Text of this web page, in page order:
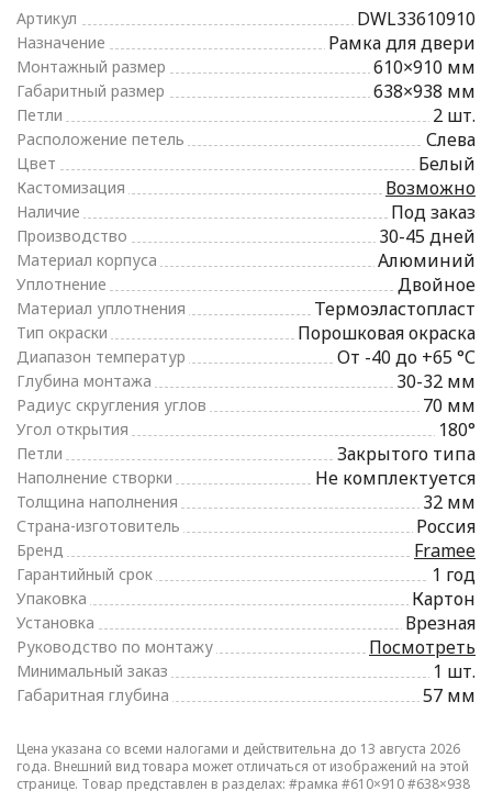
Артикул DWL33610910
Назначение Рамка для двери
Монтажный размер 610×910 мм
Габаритный размер 638×938 мм
Петли 2 шт.
Расположение петель Слева
Цвет Белый
Кастомизация Возможно
Наличие Под заказ
Производство 30-45 дней
Материал корпуса Алюминий
Уплотнение Двойное
Материал уплотнения Термоэластопласт
Тип окраски Порошковая окраска
Диапазон температур От -40 до +65 °С
Глубина монтажа 30-32 мм
Радиус скругления углов 70 мм
Угол открытия 180°
Петли Закрытого типа
Наполнение створки Не комплектуется
Толщина наполнения 32 мм
Страна-изготовитель Россия
Бренд Framee
Гарантийный срок 1 год
Упаковка Картон
Установка Врезная
Руководство по монтажу Посмотреть
Минимальный заказ 1 шт.
Габаритная глубина 57 мм
Цена указана со всеми налогами и действительна до 13 августа 2026
года. Внешний вид товара может отличаться от изображений на этой
странице. Товар представлен в разделах: #рамка #610×910#638×938